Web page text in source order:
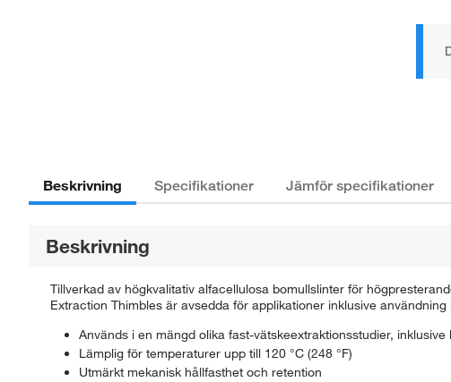
Beskrivning Specifikationer Jämför specifikationer
Beskrivning
Tillverkad av högkvalitativ alfacellulosa bomullslinter för
Extraction Thimbles är avsedda för applikationer inklusive
Används i en mängd olika fast-vätskeextraktionsstudier,
Lämplig för temperaturer upp till 120 °C (248 °F)
Utmärkt mekanisk hållfasthet och retention